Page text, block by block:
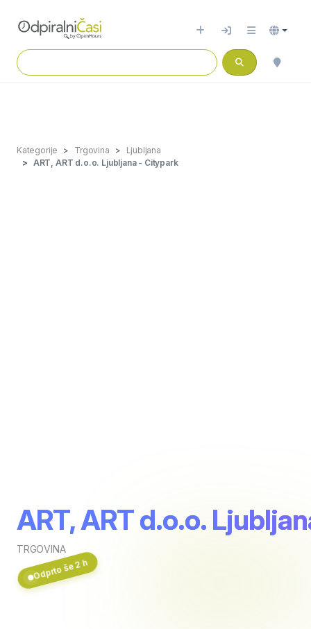
Kategorije Trgovina
Ljubljana
ART, ART d.o.o. Ljubljana - Citypark
ART, ART d.o.o.
TRGOVINA
Odprto še 2 h